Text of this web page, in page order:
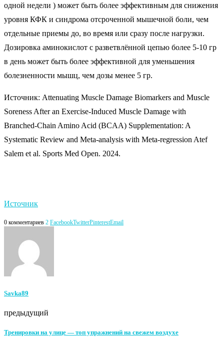
одной недели ) может быть более эффективным для снижения
уровня КФК и синдрома отсроченной мышечной боли, чем
отдельные приемы до, во время или сразу после нагрузки.
Дозировка аминокислот с разветвлённой цепью более 5-10 гр
в день может быть более эффективной для уменьшения
болезненности мышц, чем дозы менее 5 гр.
Источник: Attenuating Muscle Damage Biomarkers and Muscle
Soreness After an Exercise-Induced Muscle Damage with
Branched-Chain Amino Acid (BCAA) Supplementation: A
Systematic Review and Meta-analysis with Meta-regression Atef
Salem et al. Sports Med Open. 2024.
Источник
0 комментариев 2 FacebookTwitterPinterestEmail
Savka89
предыдущий
Тренировки на улице — топ упражнений на свежем воздухе